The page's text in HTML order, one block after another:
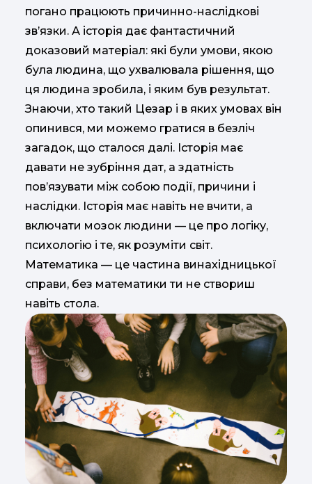
погано працюють причинно-наслідкові
зв’язки. А історія дає фантастичний
доказовий матеріал: які були умови, якою
була людина, що ухвалювала рішення, що
ця людина зробила, і яким був результат.
Знаючи, хто такий Цезар і в яких умовах він
опинився, ми можемо гратися в безліч
загадок, що сталося далі. Історія має
давати не зубріння дат, а здатність
пов’язувати між собою події, причини і
наслідки. Історія має навіть не вчити, а
включати мозок людини — це про логіку,
психологію і те, як розуміти світ.
Математика — це частина винахідницької
справи, без математики ти не створиш
навіть стола.